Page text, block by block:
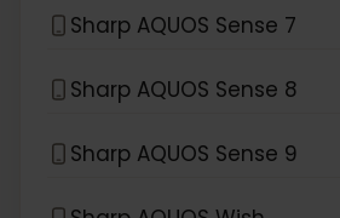
Sharp AQUOS Sense 7
Sharp AQUOS Sense 8
Sharp AQUOS Sense 9